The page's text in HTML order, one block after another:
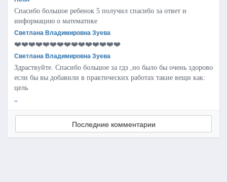
Спасибо большое ребенок 5 получил спасибо за ответ и
информацию о математике
Светлана Владимировна Зуева
❤️❤️❤️❤️❤️❤️❤️❤️❤️❤️❤️❤️❤️❤️❤️
Светлана Владимировна Зуева
Здраствуйте. Спасибо большое за гдз ,но было бы очень здорово
если бы вы добавили в практических работах такие вещи как:
цель
..
Последние комментарии